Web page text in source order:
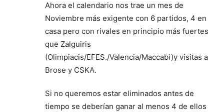
Ahora el calendario nos trae un mes de
Noviembre más exigente con 6 partidos, 4 en
casa pero con rivales en principio más fuertes
que Zalguiris
(Olimpiacis/EFES./Valencia/Maccabi)y visitas a
Brose y CSKA.
Si no queremos estar eliminados antes de
tiempo se deberían ganar al menos 4 de ellos